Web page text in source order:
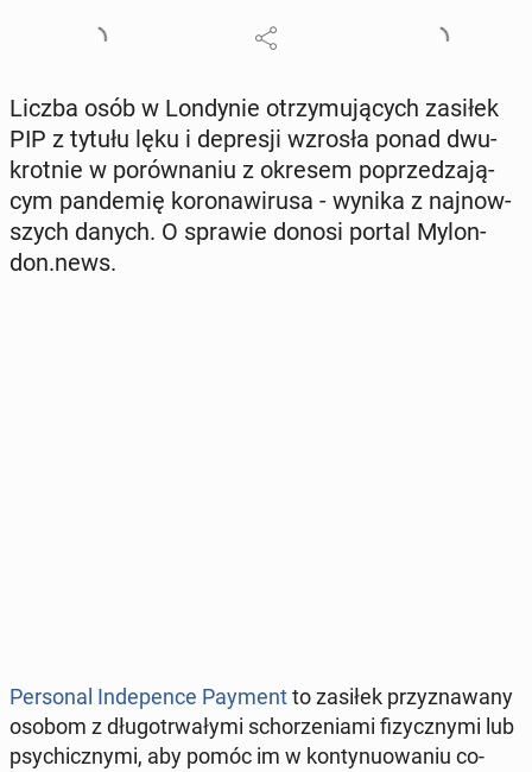
Liczba osób w Lon­dy­nie otrzy­mu­ją­cych zasiłek
PIP z tytułu lęku i de­pre­sji wzrosła ponad dwu­
krot­nie w po­rów­na­niu z okresem po­prze­dza­ją­
cym pan­de­mię ko­ro­na­wi­ru­sa - wynika z naj­now­
szych danych. O sprawie donosi portal My­lon­
don.news.
Per­so­nal In­de­pen­ce Paymentto zasiłek przy­zna­wa­ny
osobom z dłu­go­trwa­ły­mi scho­rze­nia­mi fi­zycz­ny­mi lub
psy­chicz­ny­mi, aby pomóc im w kon­ty­nu­owa­niu co­